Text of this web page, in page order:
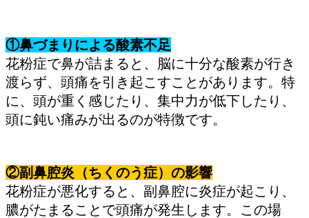
①鼻づまりによる酸素不足
花粉症で鼻が詰まると、脳に十分な酸素が行き
渡らず、頭痛を引き起こすことがあります。特
に、頭が重く感じたり、集中力が低下したり、
頭に鈍い痛みが出るのが特徴です。
②副鼻腔炎（ちくのう症）の影響
花粉症が悪化すると、副鼻腔に炎症が起こり、
膿がたまることで頭痛が発生します。この場